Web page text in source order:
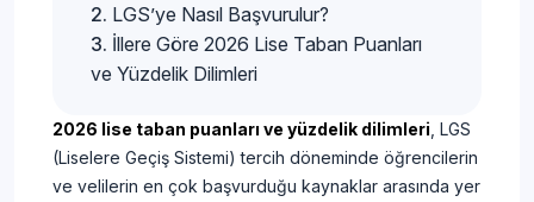
LGS’ye Nasıl Başvurulur?
İllere Göre 2026 Lise Taban Puanları
ve Yüzdelik Dilimleri
2026 lise taban puanları ve yüzdelik dilimleri , LGS
(Liselere Geçiş Sistemi) tercih döneminde öğrencilerin
ve velilerin en çok başvurduğu kaynaklar arasında yer